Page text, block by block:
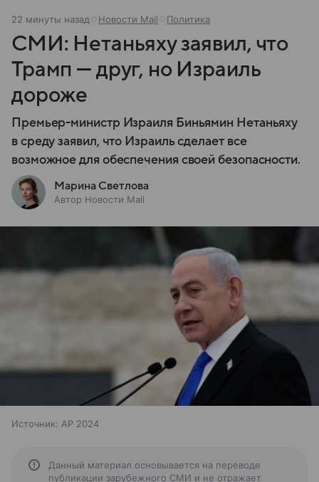
22 минуты назад Новости Mail Политика
СМИ: Нетаньяху заявил, что
Трамп — друг, но Израиль
дороже
Премьер-министр Израиля Биньямин Нетаньяху
в среду заявил, что Израиль сделает все
возможное для обеспечения своей безопасности.
Марина Светлова
Автор Новости Mail
Источник: AP 2024
Данный материал основывается на переводе
публикации зарубежного СМИ и не отражает